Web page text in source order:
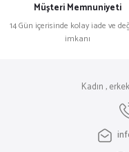
Maxmara Mm 0002 38E Metal
Müşteri Memnuniyeti
14 Gün içerisinde kolay iade ve
imkanı
Kadın ,